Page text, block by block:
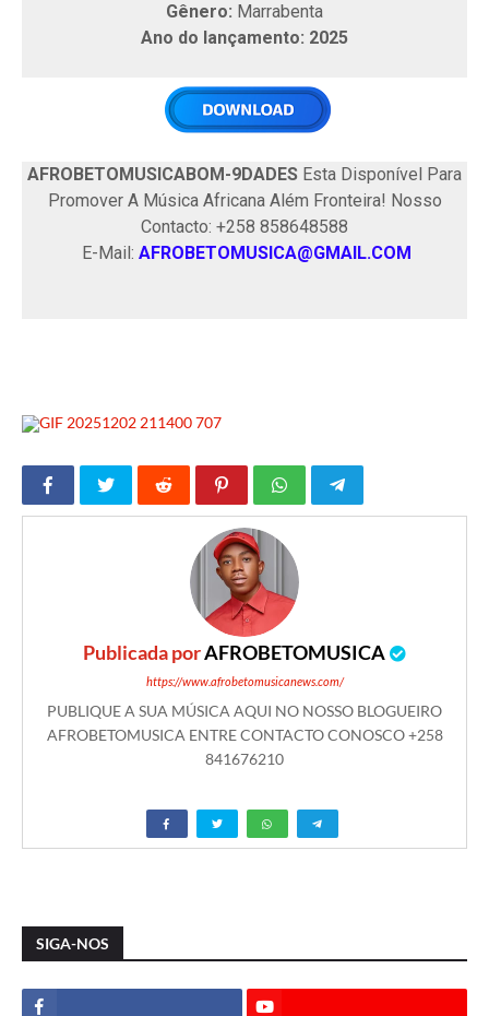
Gênero: Marrabenta
Ano do lançamento: 2025
AFROBETOMUSICABOM-9DADES Esta Disponível Para
Promover A Música Africana Além Fronteira! Nosso
Contacto: +258 858648588
E-Mail: AFROBETOMUSICA@GMAIL.COM
Publicada porAFROBETOMUSICA
https://www.afrobetomusicanews.com/
PUBLIQUE A SUA MÚSICA AQUI NO NOSSO BLOGUEIRO
AFROBETOMUSICA ENTRE CONTACTO CONOSCO +258
841676210
SIGA-NOS